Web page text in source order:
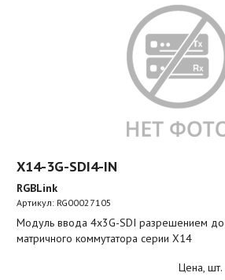
X14-3G-SDI4-IN
RGBLink
Артикул: RG00027105
Модуль ввода 4x3G-SDI разрешением
матричного коммутатора серии X14
Цена, шт.